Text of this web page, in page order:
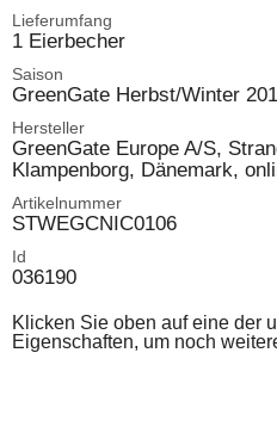
Lieferumfang
1 Eierbecher
Saison
GreenGate Herbst/Winter
Hersteller
GreenGate Europe A/S,
Klampenborg, Dänemark,
Artikelnummer
STWEGCNIC0106
Id
036190
Klicken Sie oben auf eine der
Eigenschaften, um noch